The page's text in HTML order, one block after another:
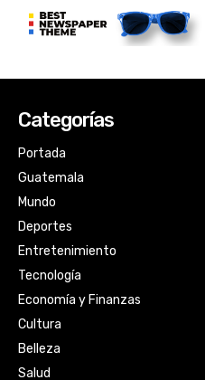
Categorías
Portada
Guatemala
Mundo
Deportes
Entretenimiento
Tecnología
Economía y Finanzas
Cultura
Belleza
Salud